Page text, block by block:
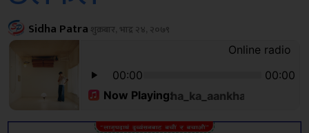
Sidha Patra शुक्रबार, भाद्र २४, २०७९